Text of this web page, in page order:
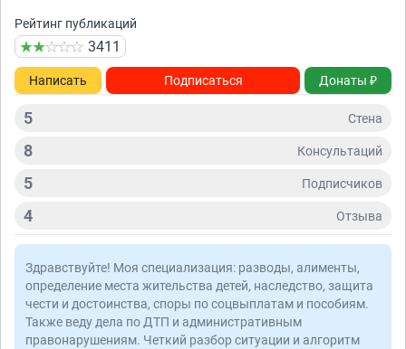
Рейтинг публикаций
3411
Написать Подписаться Донаты ₽
5 Стена
8 Консультаций
5 Подписчиков
4 Отзывa
Здравствуйте! Моя специализация: разводы, алименты,
определение места жительства детей, наследство, защита
чести и достоинства, споры по соцвыплатам и пособиям.
Также веду дела по ДТП и административным
правонарушениям. Четкий разбор ситуации и алгоритм